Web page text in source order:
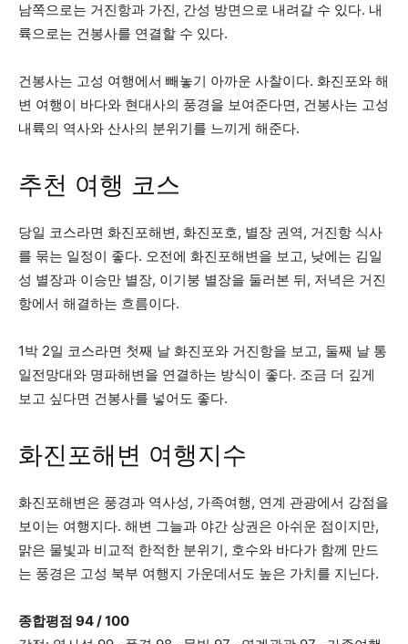
남쪽으로는 거진항과 가진, 간성 방면으로 내려갈 수 있다. 내
륙으로는 건봉사를 연결할 수 있다.
건봉사는 고성 여행에서 빼놓기 아까운 사찰이다. 화진포와 해
변 여행이 바다와 현대사의 풍경을 보여준다면, 건봉사는 고성
내륙의 역사와 산사의 분위기를 느끼게 해준다.
추천 여행 코스
당일 코스라면 화진포해변, 화진포호, 별장 권역, 거진항 식사
를 묶는 일정이 좋다. 오전에 화진포해변을 보고, 낮에는 김일
성 별장과 이승만 별장, 이기붕 별장을 둘러본 뒤, 저녁은 거진
항에서 해결하는 흐름이다.
1박 2일 코스라면 첫째 날 화진포와 거진항을 보고, 둘째 날 통
일전망대와 명파해변을 연결하는 방식이 좋다. 조금 더 깊게
보고 싶다면 건봉사를 넣어도 좋다.
화진포해변 여행지수
화진포해변은 풍경과 역사성, 가족여행, 연계 관광에서 강점을
보이는 여행지다. 해변 그늘과 야간 상권은 아쉬운 점이지만,
맑은 물빛과 비교적 한적한 분위기, 호수와 바다가 함께 만드
는 풍경은 고성 북부 여행지 가운데서도 높은 가치를 지닌다.
종합평점 94 / 100